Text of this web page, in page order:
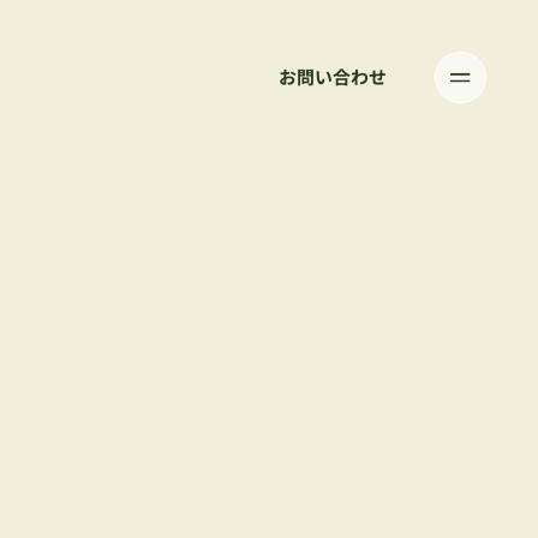
お問い合わせ